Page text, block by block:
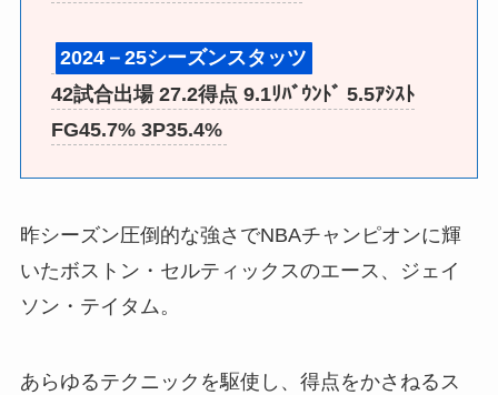
2024－25シーズンスタッツ
42試合出場 27.2得点 9.1ﾘﾊﾞｳﾝﾄﾞ 5.5ｱｼｽﾄ
FG45.7% 3P35.4%
昨シーズン圧倒的な強さでNBAチャンピオンに輝
いたボストン・セルティックスのエース、ジェイ
ソン・テイタム。
あらゆるテクニックを駆使し、得点をかさねるス